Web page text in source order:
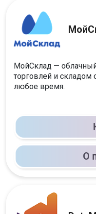
МойСклад —
торговлей и
любое время.
О